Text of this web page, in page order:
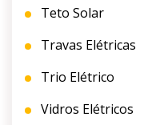
Teto Solar
Travas Elétricas
Trio Elétrico
Vidros Elétricos